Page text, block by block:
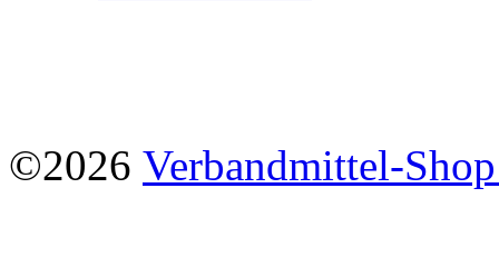
©2026 Verbandmittel-